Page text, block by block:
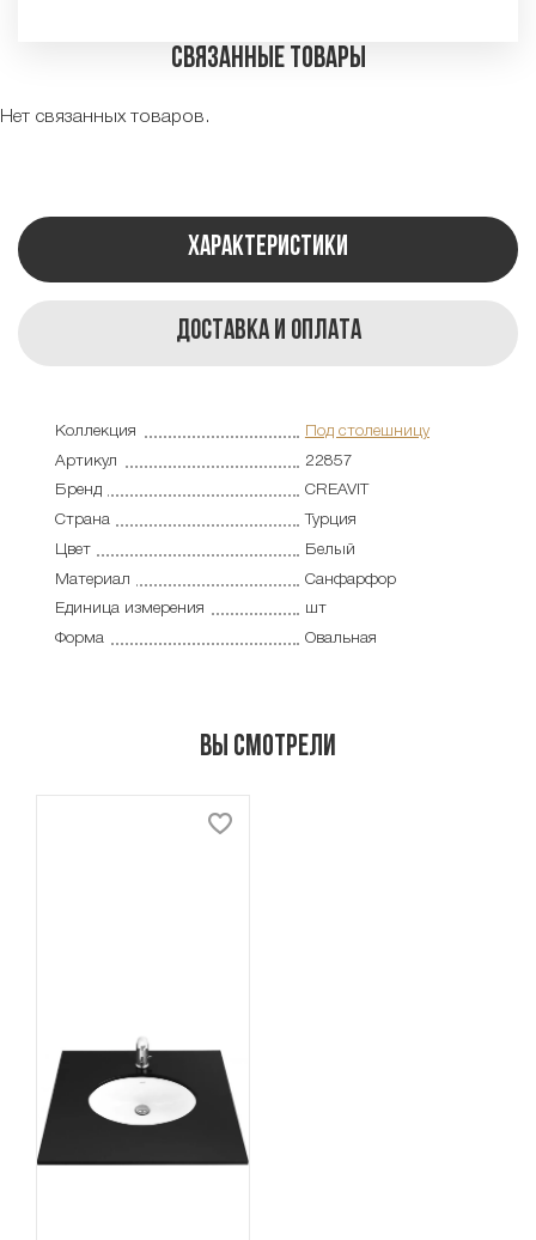
Связанные товары
Нет связанных товаров.
Характеристики
Доставка и оплата
Коллекция
Под столешницу
Артикул
22857
Бренд
CREAVIT
Страна
Турция
Цвет
Белый
Материал
Санфарфор
Единица измерения
шт
Форма
Овальная
Вы смотрели